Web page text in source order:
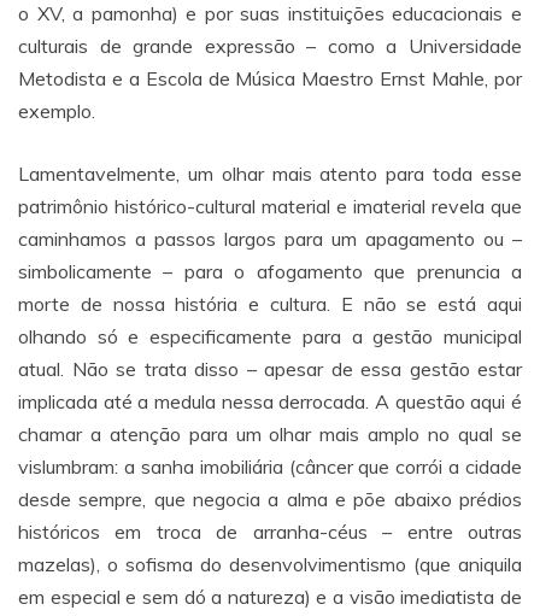
o XV, a pamonha) e por suas instituições educacionais e
culturais de grande expressão – como a Universidade
Metodista e a Escola de Música Maestro Ernst Mahle, por
exemplo.
Lamentavelmente, um olhar mais atento para toda esse
patrimônio histórico-cultural material e imaterial revela que
caminhamos a passos largos para um apagamento ou –
simbolicamente – para o afogamento que prenuncia a
morte de nossa história e cultura. E não se está aqui
olhando só e especificamente para a gestão municipal
atual. Não se trata disso – apesar de essa gestão estar
implicada até a medula nessa derrocada. A questão aqui é
chamar a atenção para um olhar mais amplo no qual se
vislumbram: a sanha imobiliária (câncer que corrói a cidade
desde sempre, que negocia a alma e põe abaixo prédios
históricos em troca de arranha-céus – entre outras
mazelas), o sofisma do desenvolvimentismo (que aniquila
em especial e sem dó a natureza) e a visão imediatista de